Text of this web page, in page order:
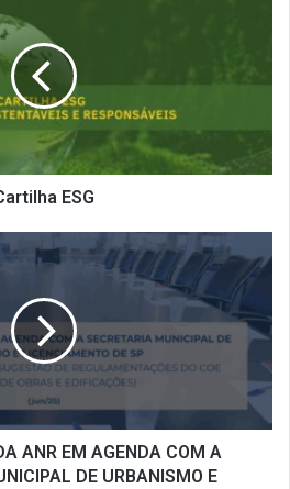
ESG
ANR EM AGENDA COM A
DE URBANISMO E